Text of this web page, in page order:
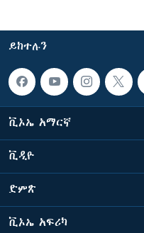
ይከተሉን
ቪኦኤ አማርኛ
ቪዲዮ
ድምጽ
ቪኦኤ አፍሪካ